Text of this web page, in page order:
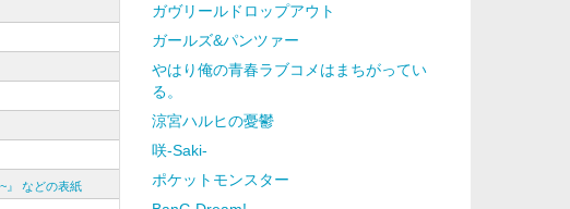
』 などの表紙
ガヴリールドロップアウト
ガールズ&パンツァー
やはり俺の青春ラブコメはまちがってい
る。
涼宮ハルヒの憂鬱
咲-Saki-
ポケットモンスター